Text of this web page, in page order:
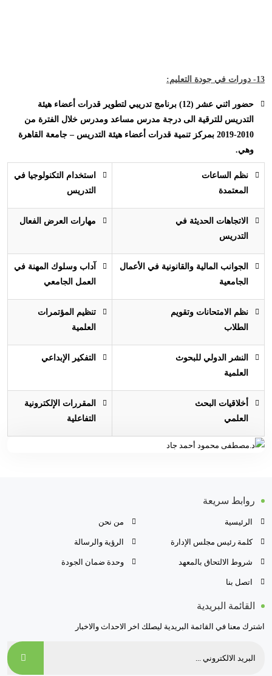
13- دورات في جودة التعليم:
حضور اثني عشر (12) برنامج تدريبي لتطوير قدرات أعضاء هيئة
التدريس للترقية الى درجة مدرس مساعد ومدرس خلال الفترة من
2010-2019 بمركز تنمية قدرات أعضاء هيئة التدريس – جامعة القاهرة
وهي.
نظم الساعات
المعتمدة
استخدام التكنولوجيا في
التدريس
الاتجاهات الحديثة في
التدريس
مهارات العرض الفعال
الجوانب المالية والقانونية في الأعمال
الجامعية
آداب وسلوك المهنة في
العمل الجامعي
نظم الامتحانات وتقويم
الطلاب
تنظيم المؤتمرات
العلمية
النشر الدولي للبحوث
العلمية
التفكير الإبداعي
أخلاقيات البحث
العلمي
المقررات الإلكترونية
التفاعلية
روابط سريعة
الرئيسية من نحن
كلمة رئيس مجلس الإدارة الرؤية والرسالة
شروط الالتحاق بالمعهد وحدة ضمان الجودة
اتصل بنا
القائمة البريدية
اشترك معنا في القائمة البريدية ليصلك اخر الاحداث والاخبار